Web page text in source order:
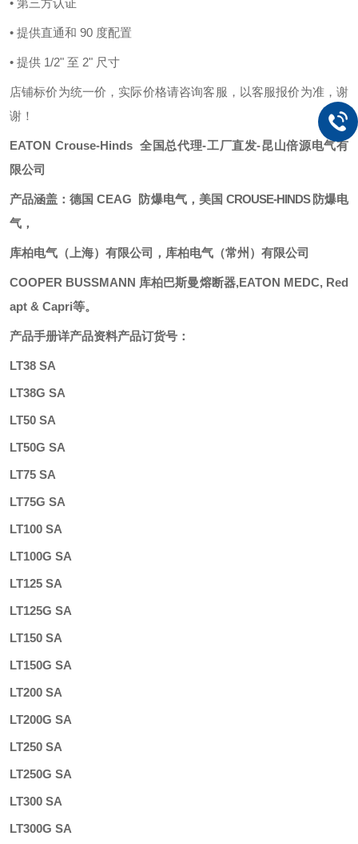
• 第三方认证
• 提供直通和 90 度配置
• 提供 1/2" 至 2" 尺寸
店铺标价为统一价，实际价格请咨询客服，以客服报价为准，谢
谢！
EATON Crouse-Hinds 全国总代理-工厂直发-昆山倍源电气有
限公司
产品涵盖：德国 CEAG 防爆电气， 美国 CROUSE-HINDS 防爆电
气 ，
库柏电气（上海）有限公司，库柏电气（常州）有限公司
COOPER BUSSMANN 库柏巴斯曼熔断器,EATON MEDC, Red
apt & Capri等。
产品手册详产品资料产品订货号：
LT38 SA
LT38G SA
LT50 SA
LT50G SA
LT75 SA
LT75G SA
LT100 SA
LT100G SA
LT125 SA
LT125G SA
LT150 SA
LT150G SA
LT200 SA
LT200G SA
LT250 SA
LT250G SA
LT300 SA
LT300G SA